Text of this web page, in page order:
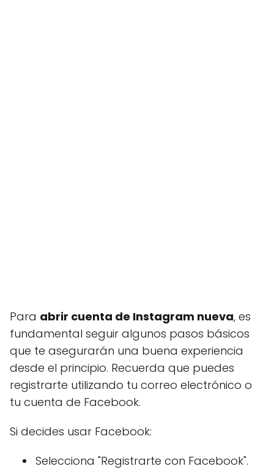
Para abrir cuenta de Instagram nueva, es
fundamental seguir algunos pasos básicos
que te asegurarán una buena experiencia
desde el principio. Recuerda que puedes
registrarte utilizando tu correo electrónico o
tu cuenta de Facebook.
Si decides usar Facebook:
Selecciona "Registrarte con Facebook".